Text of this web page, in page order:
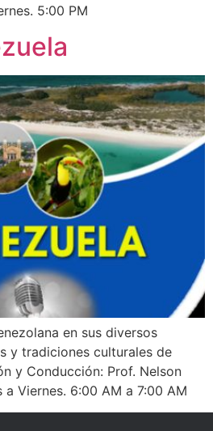
5:00 PM
en sus diversos
y tradiciones culturales de
y Conducción: Prof. Nelson
a Viernes. 6:00 AM a 7:00 AM